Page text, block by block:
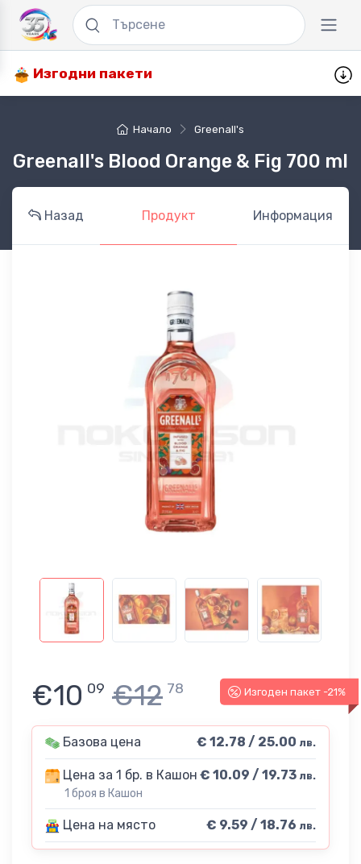
Изгодни пакети
Начало Greenall's
Greenall's Blood Orange & Fig 700 ml
Назад Продукт Информация
Изгоден пакет -21%
€10 09 €12 78
Базова цена € 12.78 / 25.00 лв.
Цена за 1 бр. в Кашон
1 броя в Кашон
€ 10.09 / 19.73 лв.
Цена на място € 9.59 / 18.76 лв.